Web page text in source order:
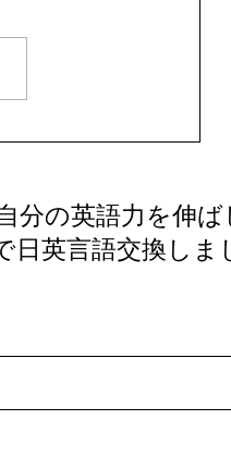
分の英語力を伸ば
英言語交換しま